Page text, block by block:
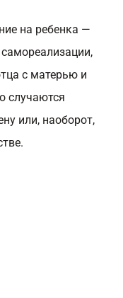
на ребенка —
с матерью и
случаются
или, наоборот,